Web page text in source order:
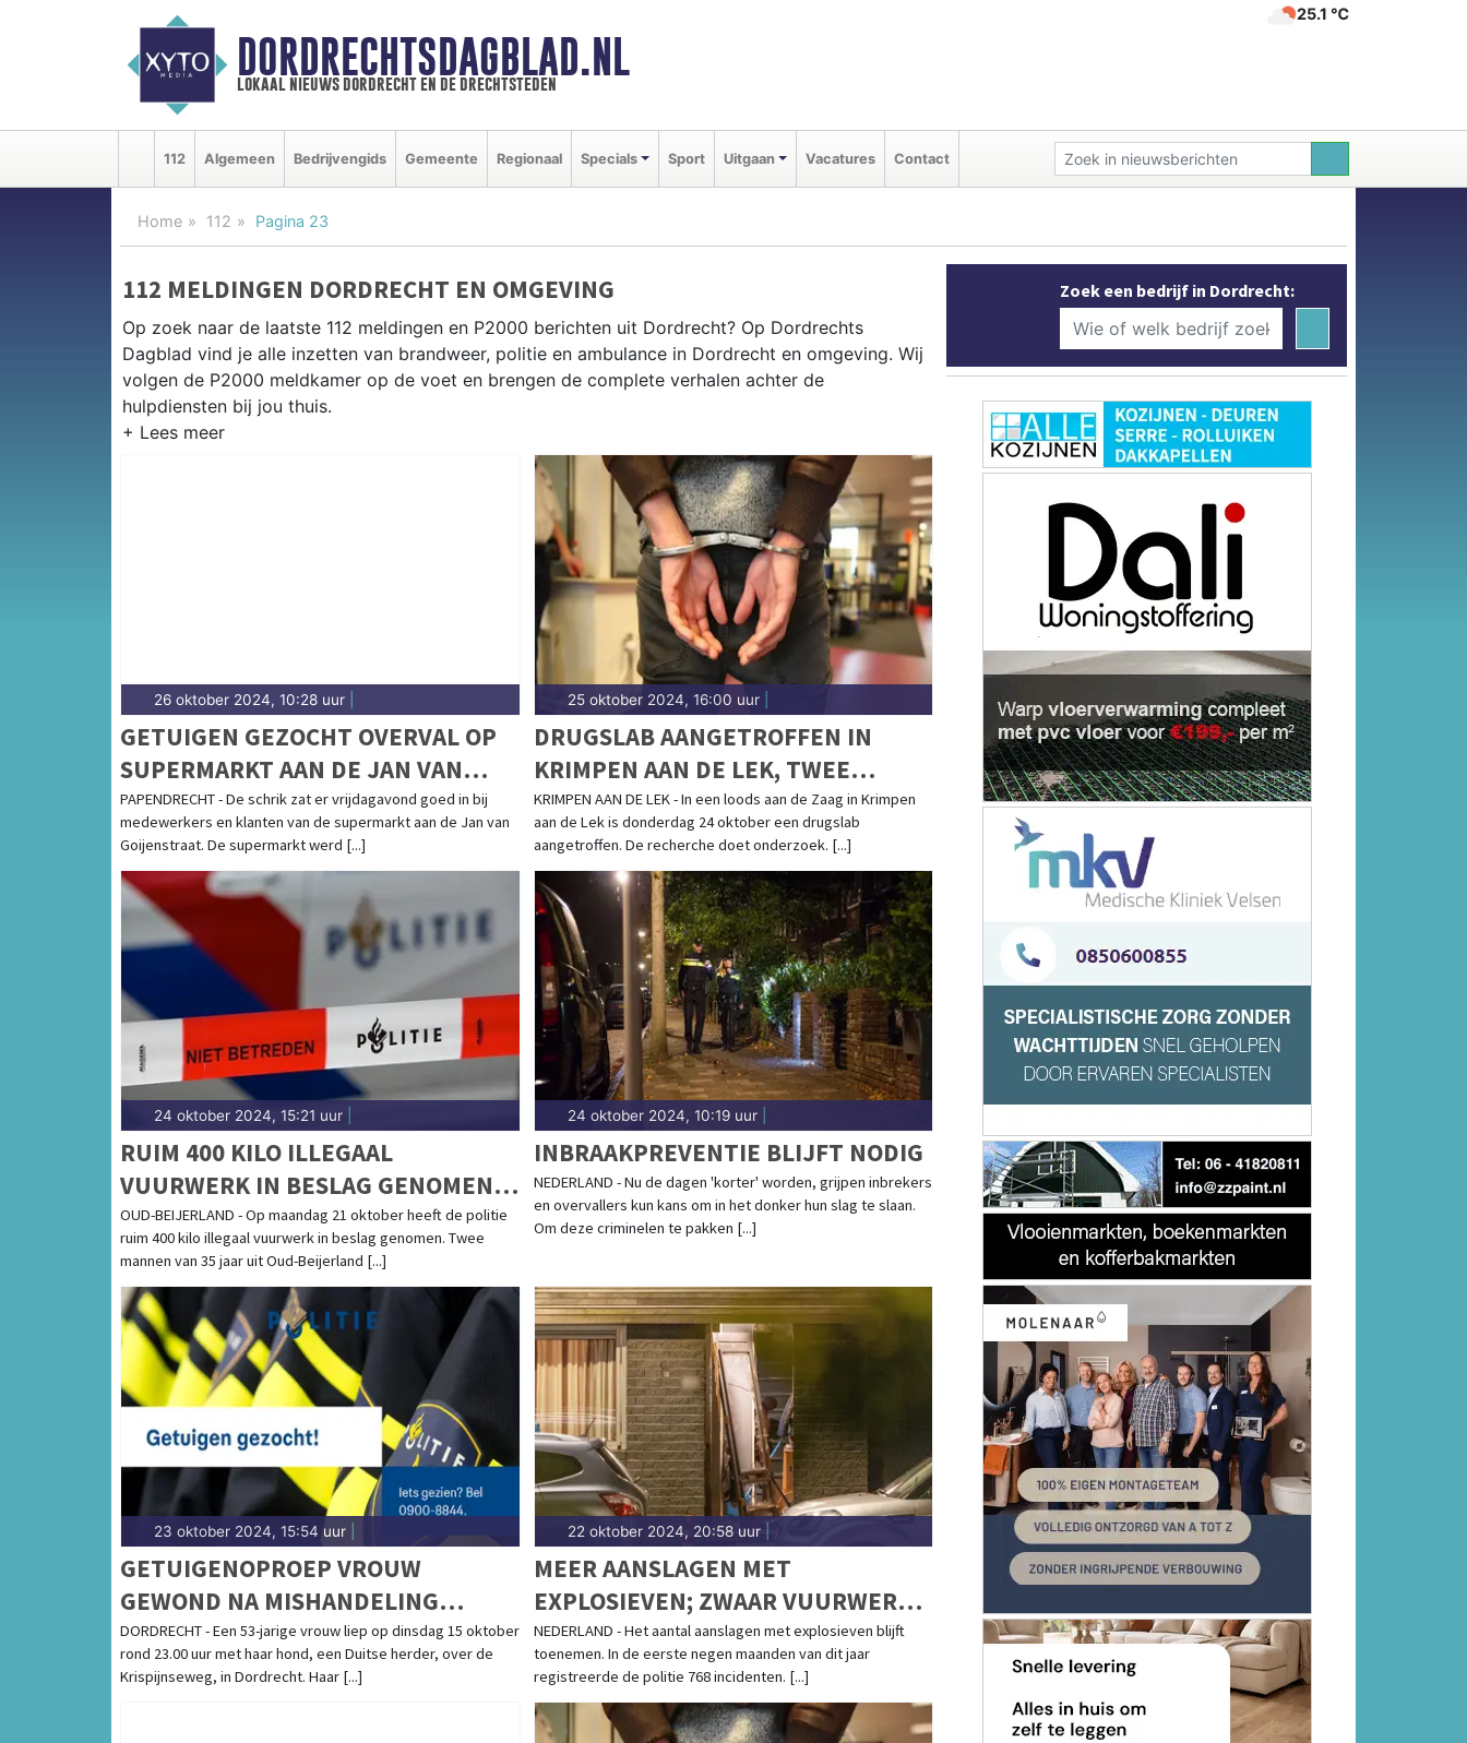
DORDRECHTSDAGBLAD.NL
lokaal nieuws dordrecht en de drechtsteden
25.1 ℃
112 Algemeen Bedrijvengids Gemeente Regionaal Specials Sport Uitgaan Vacatures Contact
Home 112 Pagina 23
112 MELDINGEN DORDRECHT EN OMGEVING
Op zoek naar de laatste 112 meldingen en P2000 berichten uit Dordrecht? Op Dordrechts
Dagblad vind je alle inzetten van brandweer, politie en ambulance in Dordrecht en omgeving. Wij
volgen de P2000 meldkamer op de voet en brengen de complete verhalen achter de
hulpdiensten bij jou thuis.
Van incidenten op de A16 en de N217 tot meldingen in het eiland van Dordrecht, Zwijndrecht en
Papendrecht — onze redactie brengt het complete 112-nieuws.
26 oktober 2024, 10:28 uur
GETUIGEN GEZOCHT OVERVAL OP
SUPERMARKT AAN DE JAN VAN
GOIJENSTRAAT
PAPENDRECHT - De schrik zat er vrijdagavond goed in bij
medewerkers en klanten van de supermarkt aan de Jan van
Goijenstraat. De supermarkt werd [...]
25 oktober 2024, 16:00 uur|
DRUGSLAB AANGETROFFEN IN
KRIMPEN AAN DE LEK, TWEE
AANHOUDINGEN VERRICHT
KRIMPEN AAN DE LEK - In een loods aan de Zaag in Krimpen
aan de Lek is donderdag 24 oktober een drugslab
aangetroffen. De recherche doet onderzoek. [...]
24 oktober 2024, 15:21 uur
RUIM 400 KILO ILLEGAAL
VUURWERK IN BESLAG GENOMEN
IN OUD-BEIJERLAND
OUD-BEIJERLAND - Op maandag 21 oktober heeft de politie
ruim 400 kilo illegaal vuurwerk in beslag genomen. Twee
mannen van 35 jaar uit Oud-Beijerland [...]
24 oktober 2024, 10:19 uur|
INBRAAKPREVENTIE BLIJFT NODIG
NEDERLAND - Nu de dagen 'korter' worden, grijpen inbrekers
en overvallers kun kans om in het donker hun slag te slaan.
Om deze criminelen te pakken [...]
23 oktober 2024, 15:54 uur
GETUIGENOPROEP VROUW
GEWOND NA MISHANDELING
KRISPIJNSEWEG
DORDRECHT - Een 53-jarige vrouw liep op dinsdag 15 oktober
rond 23.00 uur met haar hond, een Duitse herder, over de
Krispijnseweg, in Dordrecht. Haar [...]
22 oktober 2024, 20:58 uur|
MEER AANSLAGEN MET
EXPLOSIEVEN; ZWAAR VUURWERK
MEEST GEBRUIKT
NEDERLAND - Het aantal aanslagen met explosieven blijft
toenemen. In de eerste negen maanden van dit jaar
registreerde de politie 768 incidenten. [...]
Zoek een bedrijf in Dordrecht: